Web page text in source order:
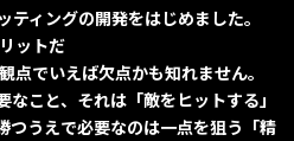
ィングの開発をはじめました。
ットだ
点でいえば欠点かも知れません。
こと、それは「敵をヒットする」
つうえで必要なのは一点を狙う「精